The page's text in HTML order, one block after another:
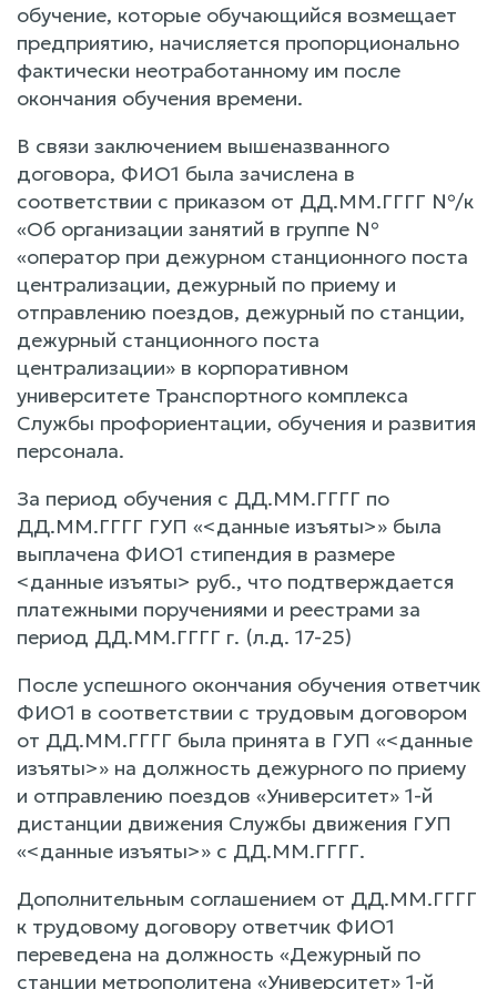
обучение, которые обучающийся возмещает
предприятию, начисляется пропорционально
фактически неотработанному им после
окончания обучения времени.
В связи заключением вышеназванного
договора, ФИО1 была зачислена в
соответствии с приказом от ДД.ММ.ГГГГ №/к
«Об организации занятий в группе №
«оператор при дежурном станционного поста
централизации, дежурный по приему и
отправлению поездов, дежурный по станции,
дежурный станционного поста
централизации» в корпоративном
университете Транспортного комплекса
Службы профориентации, обучения и развития
персонала.
За период обучения с ДД.ММ.ГГГГ по
ДД.ММ.ГГГГ ГУП «<данные изъяты>» была
выплачена ФИО1 стипендия в размере
<данные изъяты> руб., что подтверждается
платежными поручениями и реестрами за
период ДД.ММ.ГГГГ г. (л.д. 17-25)
После успешного окончания обучения ответчик
ФИО1 в соответствии с трудовым договором
от ДД.ММ.ГГГГ была принята в ГУП «<данные
изъяты>» на должность дежурного по приему
и отправлению поездов «Университет» 1-й
дистанции движения Службы движения ГУП
«<данные изъяты>» с ДД.ММ.ГГГГ.
Дополнительным соглашением от ДД.ММ.ГГГГ
к трудовому договору ответчик ФИО1
переведена на должность «Дежурный по
станции метрополитена «Университет» 1-й